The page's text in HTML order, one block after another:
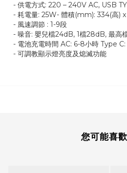
- 供電方式: 220 – 240V AC, USB
- 耗電量: 25W- 體積(mm): 334(高)
- 風速調節 : 1-9段
- 噪音: 嬰兒檔24dB, 1檔28dB, 最高
- 電池充電時間 AC: 6-8小時 Type C:
- 可調教顯示燈亮度及熄滅功能
您可能喜